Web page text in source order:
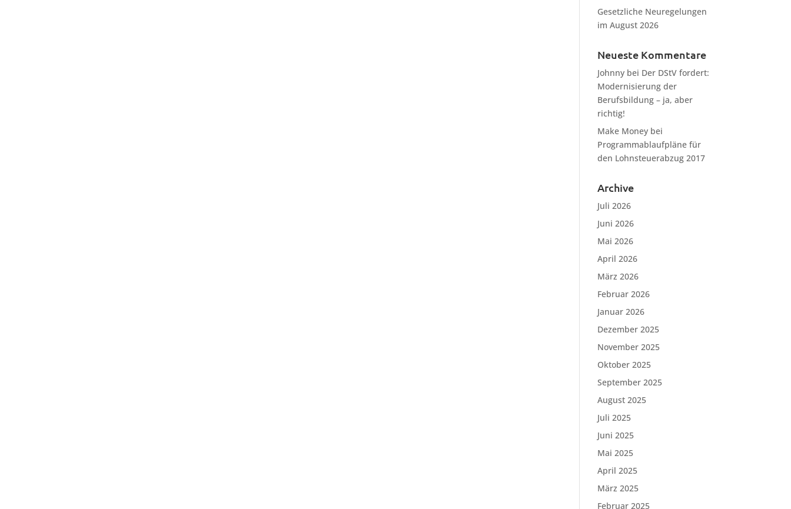
Gesetzliche Neuregelungen
im August 2026
Neueste Kommentare
Johnny bei Der DStV fordert:
Modernisierung der
Berufsbildung – ja, aber
richtig!
Make Money bei
Programmablaufpläne für
den Lohnsteuerabzug 2017
Archive
Juli 2026
Juni 2026
Mai 2026
April 2026
März 2026
Februar 2026
Januar 2026
Dezember 2025
November 2025
Oktober 2025
September 2025
August 2025
Juli 2025
Juni 2025
Mai 2025
April 2025
März 2025
Februar 2025